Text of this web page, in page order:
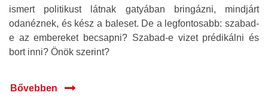
ismert politikust látnak gatyában bringázni, mindjárt
odanéznek, és kész a baleset. De a legfontosabb: szabad-
e az embereket becsapni? Szabad-e vizet prédikálni és
bort inni? Önök szerint?
Bővebben